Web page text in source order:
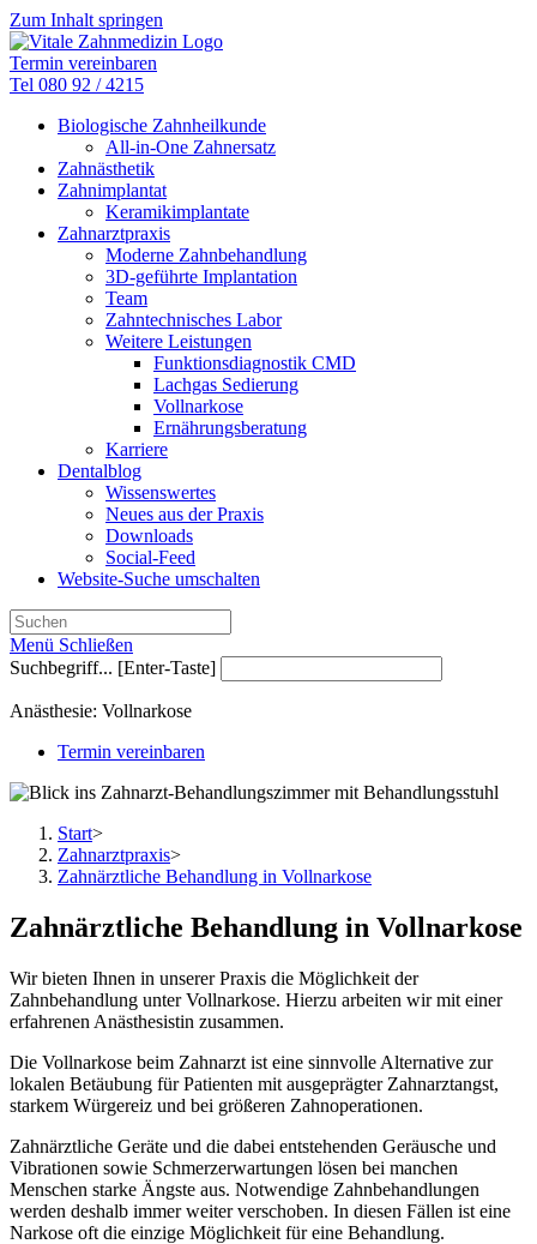
Zum Inhalt springen
Termin vereinbaren
Tel 080 92 / 4215
Biologische Zahnheilkunde
All-in-One Zahnersatz
Zahnästhetik
Zahnimplantat
Keramikimplantate
Zahnarztpraxis
Moderne Zahnbehandlung
3D-geführte Implantation
Team
Zahntechnisches Labor
Weitere Leistungen
Funktionsdiagnostik CMD
Lachgas Sedierung
Vollnarkose
Ernährungsberatung
Karriere
Dentalblog
Wissenswertes
Neues aus der Praxis
Downloads
Social-Feed
Website-Suche umschalten
Menü Schließen
Suchbegriff... [Enter-Taste]
Anästhesie: Vollnarkose
Termin vereinbaren
Start>
Zahnarztpraxis>
Zahnärztliche Behandlung in Vollnarkose
Zahnärztliche Behandlung in Vollnarkose
Wir bieten Ihnen in unserer Praxis die Möglichkeit der
Zahnbehandlung unter Vollnarkose. Hierzu arbeiten wir mit einer
erfahrenen Anästhesistin zusammen.
Die Vollnarkose beim Zahnarzt ist eine sinnvolle Alternative zur
lokalen Betäubung für Patienten mit ausgeprägter Zahnarztangst,
starkem Würgereiz und bei größeren Zahnoperationen.
Zahnärztliche Geräte und die dabei entstehenden Geräusche und
Vibrationen sowie Schmerzerwartungen lösen bei manchen
Menschen starke Ängste aus. Notwendige Zahnbehandlungen
werden deshalb immer weiter verschoben. In diesen Fällen ist eine
Narkose oft die einzige Möglichkeit für eine Behandlung.